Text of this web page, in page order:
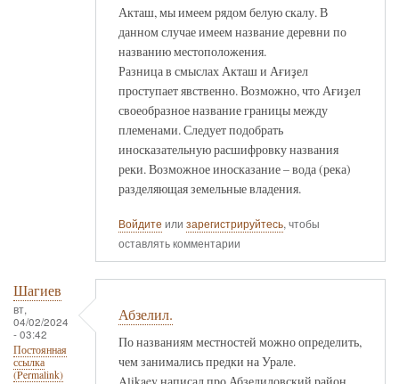
Акташ, мы имеем рядом белую скалу. В
данном случае имеем название деревни по
названию местоположения.
Разница в смыслах Акташ и Ағиҙел
проступает явственно. Возможно, что Ағиҙел
своеобразное название границы между
племенами. Следует подобрать
иносказательную расшифровку названия
реки. Возможное иносказание – вода (река)
разделяющая земельные владения.
Войдите или зарегистрируйтесь, чтобы
оставлять комментарии
Шагиев
вт,
04/02/2024
- 03:42
Постоянная
ссылка
(Permalink)
Абзелил.
По названиям местностей можно определить,
чем занимались предки на Урале.